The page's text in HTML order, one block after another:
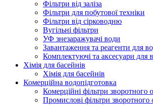
Фільтри від заліза
Фільтри для побутової техніки
Фільтри від сірководню
Вугільні фільтри
УФ знезаражувачі води
Завантаження та реагенти для
Комплектуючі та аксесуари для
Хімія для басейнів
Хімія для басейнів
Комерційна водопідготовка
Комерційні фільтри зворотного
Промислові фільтри зворотного